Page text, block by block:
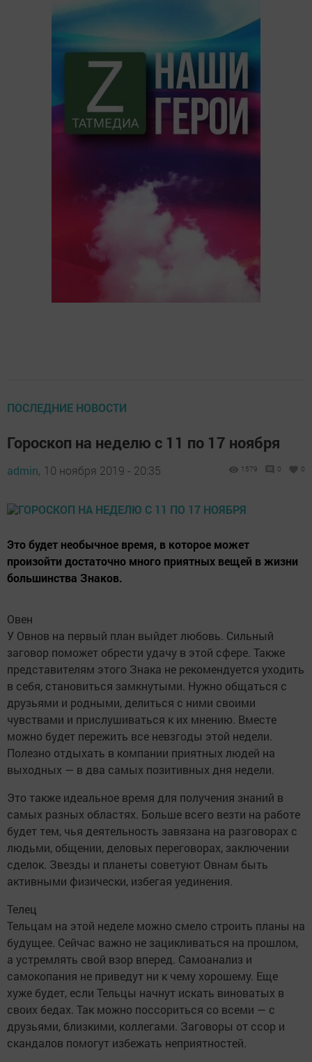
ПОСЛЕДНИЕ НОВОСТИ
Гороскоп на неделю с 11 по 17 ноября
admin, 10 ноября 2019 - 20:35 1579 0 0
Это будет необычное время, в которое может
произойти достаточно много приятных вещей в жизни
большинства Знаков.
Овен
У Овнов на первый план выйдет любовь. Сильный
заговор поможет обрести удачу в этой сфере. Также
представителям этого Знака не рекомендуется уходить
в себя, становиться замкнутыми. Нужно общаться с
друзьями и родными, делиться с ними своими
чувствами и прислушиваться к их мнению. Вместе
можно будет пережить все невзгоды этой недели.
Полезно отдыхать в компании приятных людей на
выходных — в два самых позитивных дня недели.
Это также идеальное время для получения знаний в
самых разных областях. Больше всего везти на работе
будет тем, чья деятельность завязана на разговорах с
людьми, общении, деловых переговорах, заключении
сделок. Звезды и планеты советуют Овнам быть
активными физически, избегая уединения.
Телец
Тельцам на этой неделе можно смело строить планы на
будущее. Сейчас важно не зацикливаться на прошлом,
а устремлять свой взор вперед. Самоанализ и
самокопания не приведут ни к чему хорошему. Еще
хуже будет, если Тельцы начнут искать виноватых в
своих бедах. Так можно поссориться со всеми — с
друзьями, близкими, коллегами. Заговоры от ссор и
скандалов помогут избежать неприятностей.